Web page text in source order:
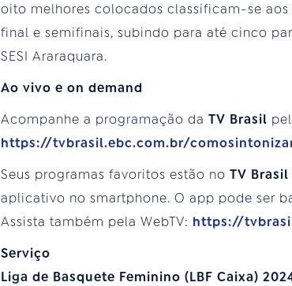
oito melhores colocados classificam-se
final e semifinais, subindo para até cinco
SESI Araraquara.
Ao vivo e on demand
Acompanhe a programação da TV Brasil
https://tvbrasil.ebc.com.br/
Seus programas favoritos estão no TV
aplicativo no smartphone. O app pode ser
Assista também pela WebTV: https://
Serviço
Liga de Basquete Feminino (LBF Caixa)